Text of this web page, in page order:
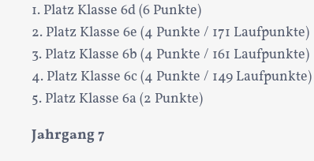
1. Platz Klasse 6d (6 Punkte)
2. Platz Klasse 6e (4 Punkte / 171 Laufpunkte)
3. Platz Klasse 6b (4 Punkte / 161 Laufpunkte)
4. Platz Klasse 6c (4 Punkte / 149 Laufpunkte)
5. Platz Klasse 6a (2 Punkte)
Jahrgang 7